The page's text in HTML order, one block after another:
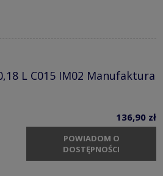
L C015 IM02 Manufaktura
136,90 zł
POWIADOM O
DOSTĘPNOŚCI